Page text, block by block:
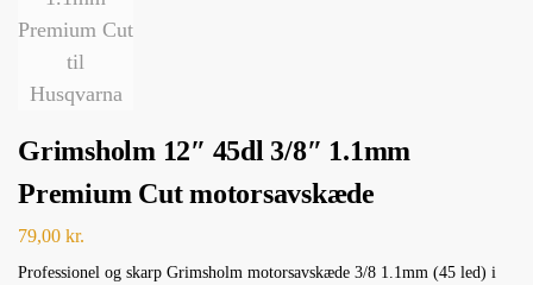
Grimsholm 12″ 45dl 3/8″ 1.1mm
Premium Cut motorsavskæde
79,00 kr.
Professionel og skarp Grimsholm motorsavskæde 3/8 1.1mm (45 led) i